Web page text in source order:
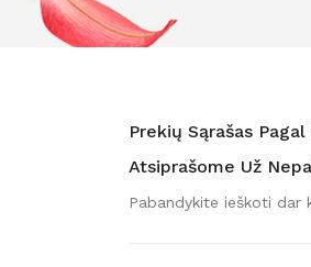
Prekių Sąrašas
Atsiprašome Už
Pabandykite ieškoti dar